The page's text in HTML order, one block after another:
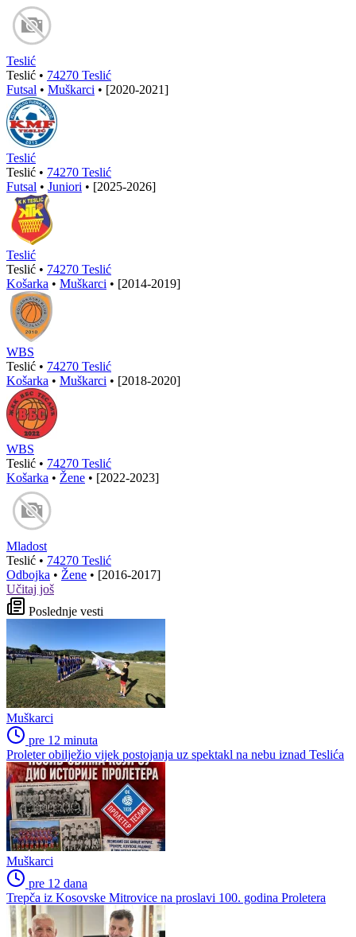
Teslić
Teslić • 74270 Teslić
Futsal • Muškarci • [2020-2021]
Teslić
Teslić • 74270 Teslić
Futsal • Juniori • [2025-2026]
Teslić
Teslić • 74270 Teslić
Košarka • Muškarci • [2014-2019]
WBS
Teslić • 74270 Teslić
Košarka • Muškarci • [2018-2020]
WBS
Teslić • 74270 Teslić
Košarka • Žene • [2022-2023]
Mladost
Teslić • 74270 Teslić
Odbojka • Žene • [2016-2017]
Učitaj još
Poslednje vesti
Muškarci
pre 12 minuta
Proleter obilježio vijek postojanja uz spektakl na nebu iznad Teslića
Muškarci
pre 12 dana
Trepča iz Kosovske Mitrovice na proslavi 100. godina Proletera